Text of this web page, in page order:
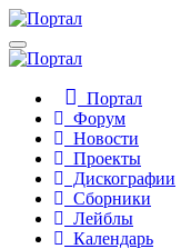
Портал
Форум
Новости
Проекты
Дискографии
Сборники
Лейблы
Календарь